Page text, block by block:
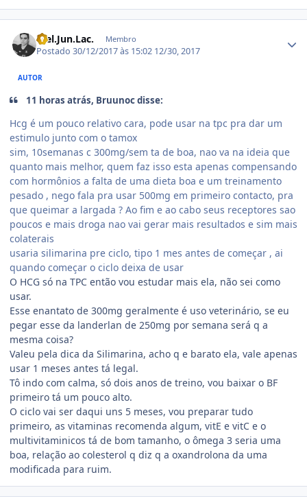
Wel.Jun.Lac. Membro
Postado30/12/2017 às 15:02 12/30, 2017
AUTOR
11 horas atrás, Bruunoc disse:
Hcg é um pouco relativo cara, pode usar na tpc pra dar um
estimulo junto com o tamox
sim, 10semanas c 300mg/sem ta de boa, nao va na ideia que
quanto mais melhor, quem faz isso esta apenas compensando
com hormônios a falta de uma dieta boa e um treinamento
pesado , nego fala pra usar 500mg em primeiro contacto, pra
que queimar a largada ? Ao fim e ao cabo seus receptores sao
poucos e mais droga nao vai gerar mais resultados e sim mais
colaterais
usaria silimarina pre ciclo, tipo 1 mes antes de começar , ai
quando começar o ciclo deixa de usar
O HCG só na TPC então vou estudar mais ela, não sei como
usar.
Esse enantato de 300mg geralmente é uso veterinário, se eu
pegar esse da landerlan de 250mg por semana será q a
mesma coisa?
Valeu pela dica da Silimarina, acho q e barato ela, vale apenas
usar 1 meses antes tá legal.
Tô indo com calma, só dois anos de treino, vou baixar o BF
primeiro tá um pouco alto.
O ciclo vai ser daqui uns 5 meses, vou preparar tudo
primeiro, as vitaminas recomenda algum, vitE e vitC e o
multivitaminicos tá de bom tamanho, o ômega 3 seria uma
boa, relação ao colesterol q diz q a oxandrolona da uma
modificada para ruim.